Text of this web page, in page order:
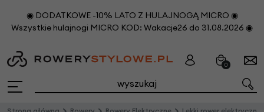
◉ DODATKOWE -10% LATO Z HULAJNOGĄ MICRO ◉
Wszystkie hulajnogi MICRO KOD: Wakacje26 do 31.08.2026 ◉
0